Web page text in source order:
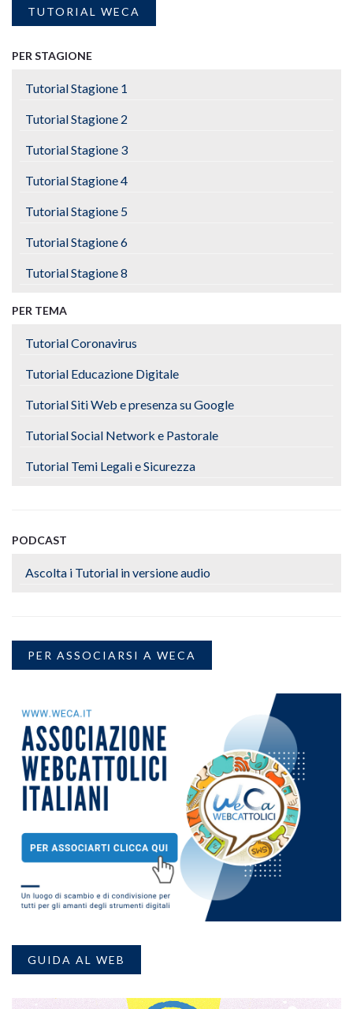
TUTORIAL WECA
PER STAGIONE
Tutorial Stagione 1
Tutorial Stagione 2
Tutorial Stagione 3
Tutorial Stagione 4
Tutorial Stagione 5
Tutorial Stagione 6
Tutorial Stagione 8
PER TEMA
Tutorial Coronavirus
Tutorial Educazione Digitale
Tutorial Siti Web e presenza su Google
Tutorial Social Network e Pastorale
Tutorial Temi Legali e Sicurezza
PODCAST
Ascolta i Tutorial in versione audio
PER ASSOCIARSI A WECA
GUIDA AL WEB